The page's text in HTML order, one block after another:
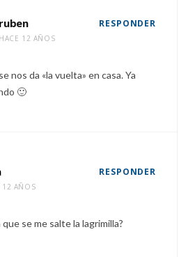
ruben
HACE 12 AÑOS
RESPONDER
nos da «la vuelta» en casa. Ya
🙂
12 AÑOS
RESPONDER
se me salte la lagrimilla?